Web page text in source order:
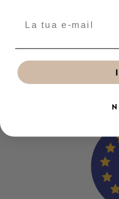
ragazzi trovare le chiavi